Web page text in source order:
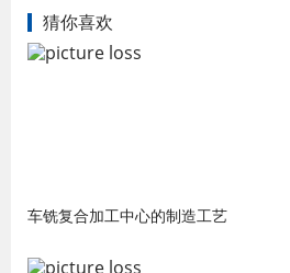
猜你喜欢
车铣复合加工中心的制造工艺